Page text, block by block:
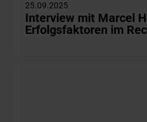
25.09.2025
Interview mit Marcel
Erfolgsfaktoren im